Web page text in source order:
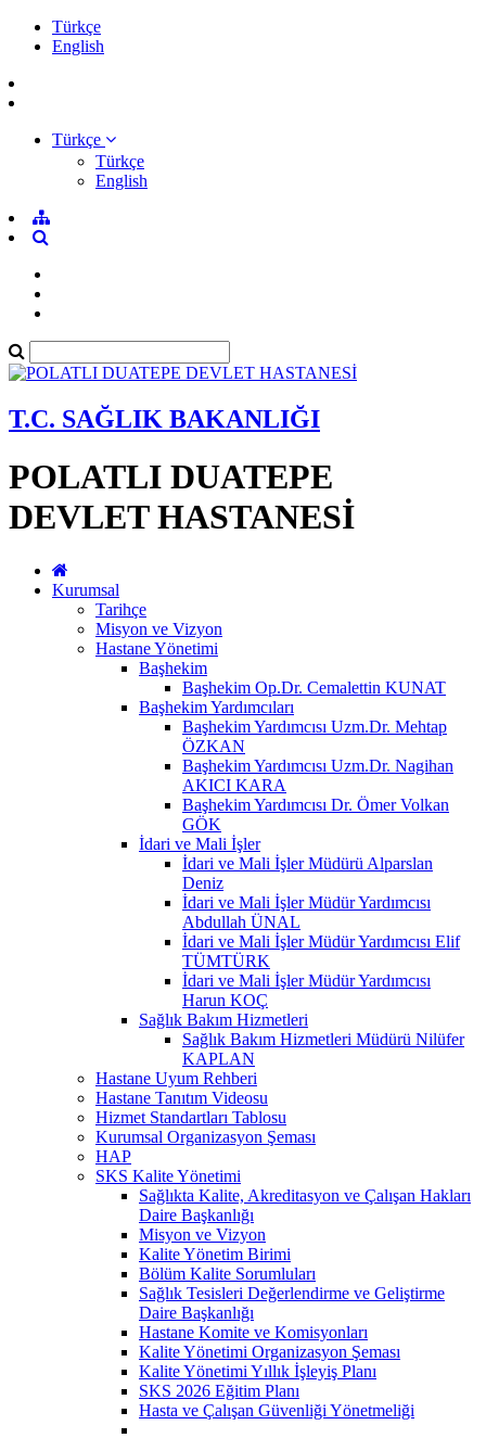
Türkçe
English
Türkçe
Türkçe
English
T.C. SAĞLIK BAKANLIĞI
POLATLI DUATEPE
DEVLET HASTANESİ
Kurumsal
Tarihçe
Misyon ve Vizyon
Hastane Yönetimi
Başhekim
Başhekim Op.Dr. Cemalettin KUNAT
Başhekim Yardımcıları
Başhekim Yardımcısı Uzm.Dr. Mehtap
ÖZKAN
Başhekim Yardımcısı Uzm.Dr. Nagihan
AKICI KARA
Başhekim Yardımcısı Dr. Ömer Volkan
GÖK
İdari ve Mali İşler
İdari ve Mali İşler Müdürü Alparslan
Deniz
İdari ve Mali İşler Müdür Yardımcısı
Abdullah ÜNAL
İdari ve Mali İşler Müdür Yardımcısı Elif
TÜMTÜRK
İdari ve Mali İşler Müdür Yardımcısı
Harun KOÇ
Sağlık Bakım Hizmetleri
Sağlık Bakım Hizmetleri Müdürü Nilüfer
KAPLAN
Hastane Uyum Rehberi
Hastane Tanıtım Videosu
Hizmet Standartları Tablosu
Kurumsal Organizasyon Şeması
HAP
SKS Kalite Yönetimi
Sağlıkta Kalite, Akreditasyon ve Çalışan Hakları
Daire Başkanlığı
Misyon ve Vizyon
Kalite Yönetim Birimi
Bölüm Kalite Sorumluları
Sağlık Tesisleri Değerlendirme ve Geliştirme
Daire Başkanlığı
Hastane Komite ve Komisyonları
Kalite Yönetimi Organizasyon Şeması
Kalite Yönetimi Yıllık İşleyiş Planı
SKS 2026 Eğitim Planı
Hasta ve Çalışan Güvenliği Yönetmeliği